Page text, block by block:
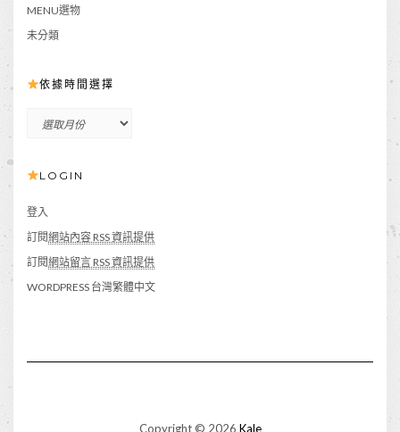
MENU選物
未分類
依據時間選擇
間
擇
LOGIN
登入
訂閱網站內容 RSS 資訊提供
訂閱網站留言 RSS 資訊提供
WORDPRESS 台灣繁體中文
Copyright © 2026 Kale